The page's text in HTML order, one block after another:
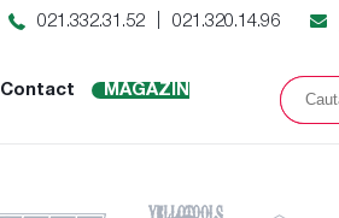
021.332.31.52 021.320.14.96
Contact
MAGAZIN